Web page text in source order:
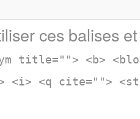
ces balises
title=""> <b>
<i> <q cite="">